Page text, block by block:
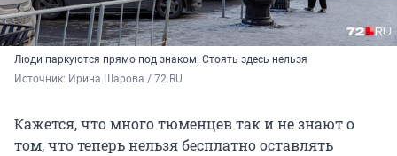
Люди паркуются прямо под знаком. Стоять здесь нельзя
Источник: Ирина Шарова / 72.RU
Кажется, что много тюменцев так и не знают о
том, что теперь нельзя бесплатно оставлять